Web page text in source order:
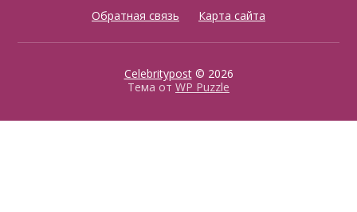
Обратная связь Карта сайта
Celebritypost© 2026
Тема от WP Puzzle